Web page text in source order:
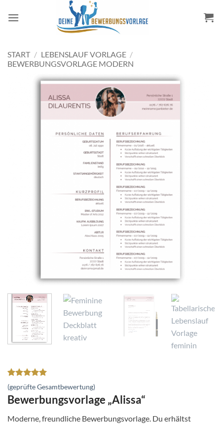
Inhalt
START / LEBENSLAUF VORLAGE /
BEWERBUNGSVORLAGE MODERN
Bewertet
mit5von
5, basierend
1
Kundenbewertung
(geprüfte Gesamtbewertung)
Bewerbungsvorlage „Alissa“
Moderne, freundliche Bewerbungsvorlage. Du erhältst